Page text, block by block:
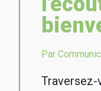
Par
Traversez-